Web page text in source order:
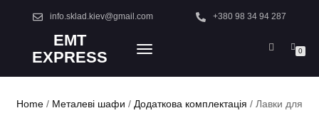
info.sklad.kiev@gmail.com +380 98 34 94 287
EMT
EXPRESS
TOGGLE
0
Home / Металеві шафи / Додаткова комплектація / Лавки для